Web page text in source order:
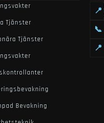
Tjänster
Tjänster
Bevakning
📍
📞
📍